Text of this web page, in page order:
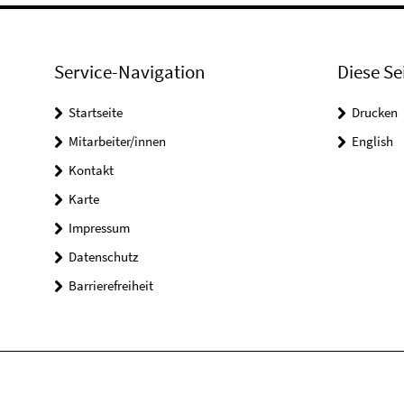
Service-Navigation
Startseite
Mitarbeiter/innen
Kontakt
Karte
Impressum
Datenschutz
Barrierefreiheit
Diese
Drucken
English